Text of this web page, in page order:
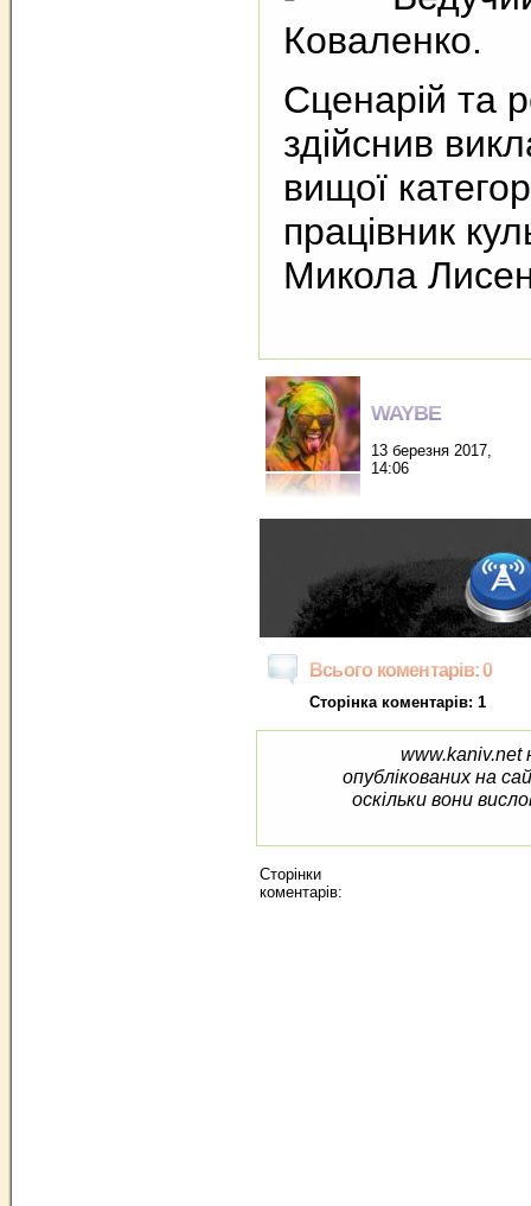
Коваленко.
Сценарій та
здійснив
вищої
працівник
Микола
WAYBE
13 березня 2017,
14:06
Всього коментарів: 0
Сторінка коментарів: 1
www.kaniv.net
опублікованих на
оскільки вони
Сторінки
коментарів: